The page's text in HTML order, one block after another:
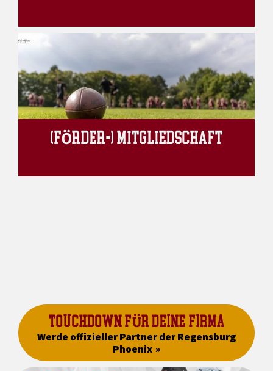
(FÖRDER-) MITGLIEDSCHAFT
TOUCHDOWN FÜR DEINE FIRMA
Werde offizieller Partner der Regensburg
Phoenix